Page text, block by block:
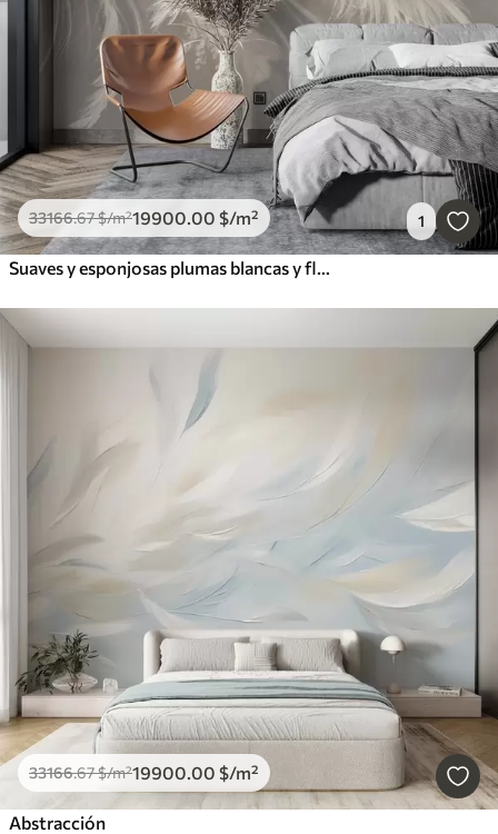
33166.67$/m²19900.00 $/m² 1
Suaves y esponjosas plumas blancas y flores secas sobre un fondo neutro beige pastel
33166.67$/m²19900.00 $/m²
Abstracción